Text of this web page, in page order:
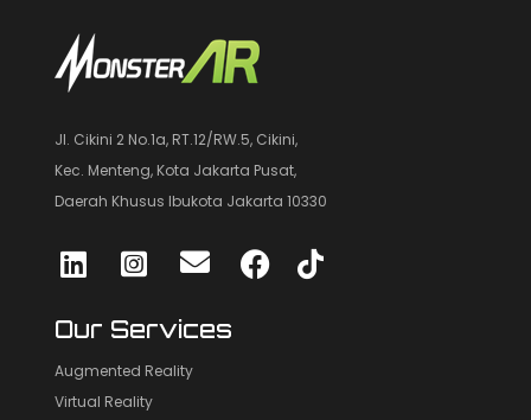
Jl. Cikini 2 No.1a, RT.12/RW.5, Cikini,
Kec. Menteng, Kota Jakarta Pusat,
Daerah Khusus Ibukota Jakarta 10330
Our Services
Augmented Reality
Virtual Reality